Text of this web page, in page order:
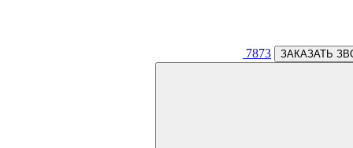
7873 ЗАКАЗАТЬ